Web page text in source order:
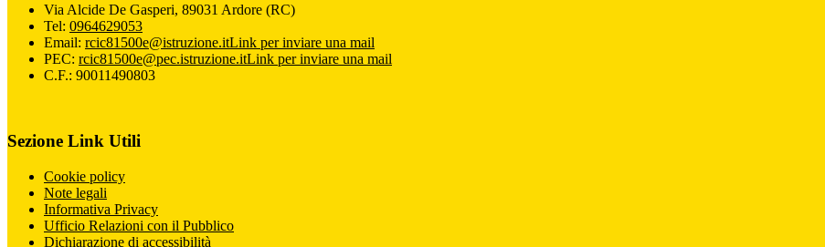
Via Alcide De Gasperi, 89031 Ardore (RC)
Tel: 0964629053
Email: rcic81500e@istruzione.itLink per inviare una mail
PEC: rcic81500e@pec.istruzione.itLink per inviare una mail
C.F.: 90011490803
Sezione Link Utili
Cookie policy
Note legali
Informativa Privacy
Ufficio Relazioni con il Pubblico
Dichiarazione di accessibilità